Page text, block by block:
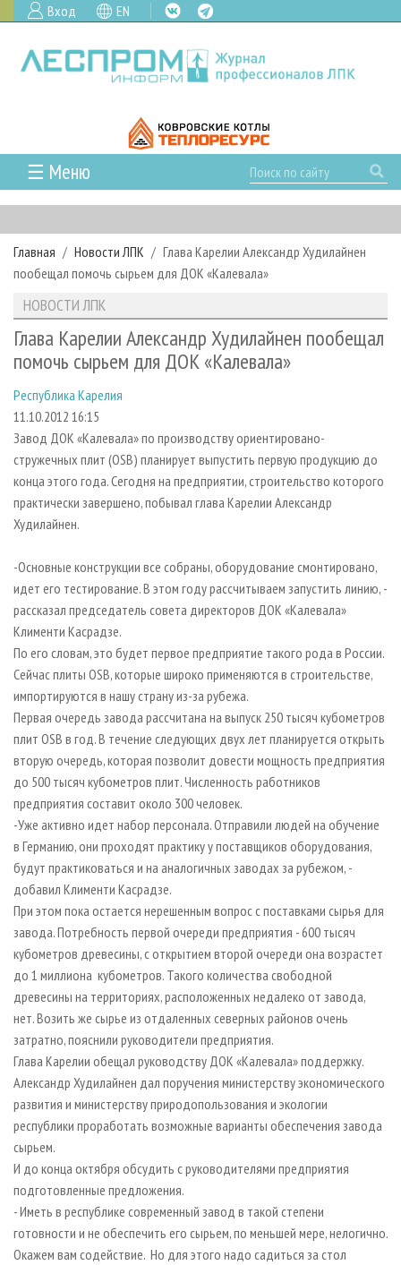
Вход EN
☰ Меню
ГЛАВНАЯ
РУБРИКИ И ТЕМЫ
РУБРИКИ ЖУРНАЛА
ЛЕСОЗАГОТОВКА
ЛЕСОПИЛЕНИЕ
СУШКА ДРЕВЕСИНЫ
ПРОИЗВОДСТВО ДРЕВЕСНЫХ ПЛИТ
ДЕРЕВЯННОЕ ДОМОСТРОЕНИЕ
ПРОИЗВОДСТВО МЕБЕЛИ
БИОЭНЕРГЕТИКА
ЦБП
ИНСТРУМЕНТ И МАТЕРИАЛЫ
НОВОСТИ
НОВОСТИ ЛПК
НОВОСТИ ЖУРНАЛА
ПРОЕКТЫ ЛПИ
АНАЛИТИКА
ПРЕДПРИЯТИЯ ЛПК
ПЕРСОНЫ
МОБИЛЬНЫЕ ВЫСТАВКИ
ОФИЦИАЛЬНЫЕ ДЕЛЕГАЦИИ
ПРИОРИТЕТНЫЕ ИНВЕСТПРОЕКТЫ
RUSSIAN FORESTRY REVIEW
ГАЗЕТА ЛЕСПРОМФОРУМ
БИБЛИОТЕКА СПЕЦИАЛИСТА
АРХИВ
АРХИВ ЖУРНАЛОВ
СТАТЬИ
О ЖУРНАЛЕ
ПОДПИСКА
КОНТАКТЫ
РЕКЛАМОДАТЕЛЯМ
РЕКЛАМА
РЕКЛАМА НА САЙТЕ
Главная Новости ЛПК
Глава Карелии Александр Худилайнен
пообещал помочь сырьем для ДОК «Калевала»
НОВОСТИ ЛПК
Глава Карелии Александр Худилайнен пообещал
помочь сырьем для ДОК «Калевала»
Республика Карелия
11.10.2012 16:15
Завод ДОК «Калевала» по производству ориентировано-
стружечных плит (OSB) планирует выпустить первую продукцию до
конца этого года. Сегодня на предприятии, строительство которого
практически завершено, побывал глава Карелии Александр
Худилайнен.
-Основные конструкции все собраны, оборудование смонтировано,
идет его тестирование. В этом году рассчитываем запустить линию, -
рассказал председатель совета директоров ДОК «Калевала»
Клименти Касрадзе.
По его словам, это будет первое предприятие такого рода в России.
Сейчас плиты OSB, которые широко применяются в строительстве,
импортируются в нашу страну из-за рубежа.
Первая очередь завода рассчитана на выпуск 250 тысяч кубометров
плит OSB в год. В течение следующих двух лет планируется открыть
вторую очередь, которая позволит довести мощность предприятия
до 500 тысяч кубометров плит. Численность работников
предприятия составит около 300 человек.
-Уже активно идет набор персонала. Отправили людей на обучение
в Германию, они проходят практику у поставщиков оборудования,
будут практиковаться и на аналогичных заводах за рубежом, -
добавил Клименти Касрадзе.
При этом пока остается нерешенным вопрос с поставками сырья для
завода. Потребность первой очереди предприятия - 600 тысяч
кубометров древесины, с открытием второй очереди она возрастет
до 1 миллиона кубометров. Такого количества свободной
древесины на территориях, расположенных недалеко от завода,
нет. Возить же сырье из отдаленных северных районов очень
затратно, пояснили руководители предприятия.
Глава Карелии обещал руководству ДОК «Калевала» поддержку.
Александр Худилайнен дал поручения министерству экономического
развития и министерству природопользования и экологии
республики проработать возможные варианты обеспечения завода
сырьем.
И до конца октября обсудить с руководителями предприятия
подготовленные предложения.
- Иметь в республике современный завод в такой степени
готовности и не обеспечить его сырьем, по меньшей мере, нелогично.
Окажем вам содействие. Но для этого надо садиться за стол